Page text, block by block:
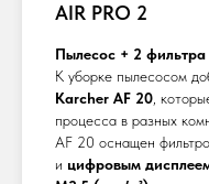
AIR PRO 2
Пылесос + 2
К уборке пылесосом
Karcher AF 20 ,
процесса в разных
AF 20 оснащен
и цифровым